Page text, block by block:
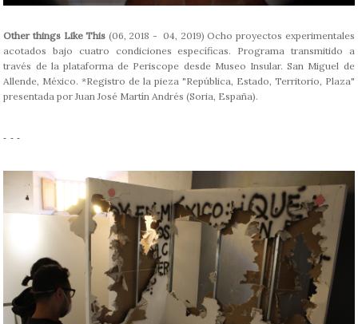
Other things Like This (06, 2018 - 04, 2019) Ocho proyectos experimentales
acotados bajo cuatro condiciones específicas. Programa transmitido a
través de la plataforma de Periscope desde Museo Insular. San Miguel de
Allende, México. *Registro de la pieza "República, Estado, Territorio, Plaza"
presentada por Juan José Martín Andrés (Soria, España).
- - -